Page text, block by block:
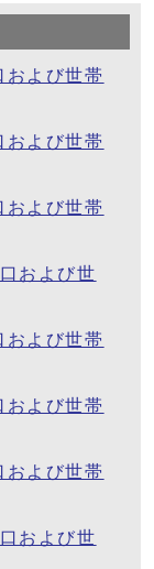
よび世帯
よび世帯
よび世帯
および世
よび世帯
よび世帯
よび世帯
および世